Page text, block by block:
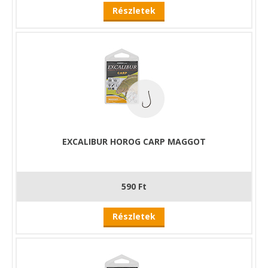
Részletek
EXCALIBUR HOROG CARP MAGGOT
590 Ft
Részletek